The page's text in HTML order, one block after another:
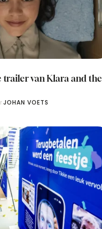
trailer van Klara and the
JOHAN VOETS